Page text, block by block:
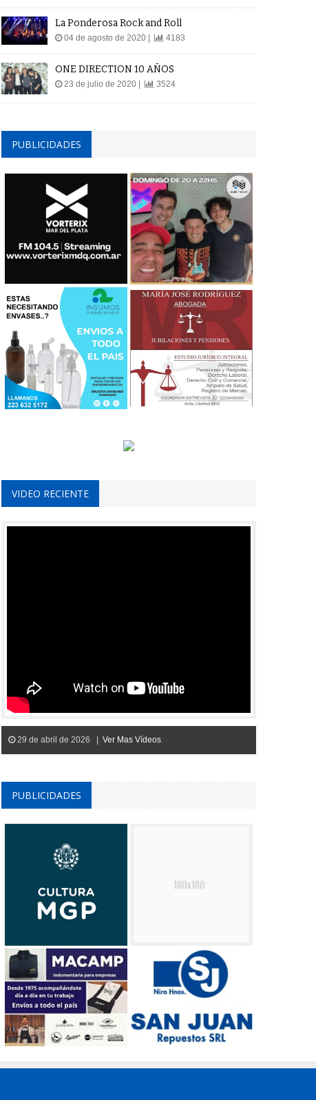
La Ponderosa Rock and Roll
04 de agosto de 2020 | 4183
ONE DIRECTION 10 AÑOS
23 de julio de 2020 | 3524
PUBLICIDADES
VIDEO RECIENTE
29 de abril de 2026 | Ver Mas Vídeos
PUBLICIDADES